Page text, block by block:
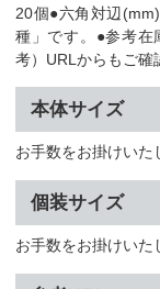
20個●六角対辺
種」です。●参考在
考）URLからもご確
本体サイズ
お手数をお掛けいた
個装サイズ
お手数をお掛けいた